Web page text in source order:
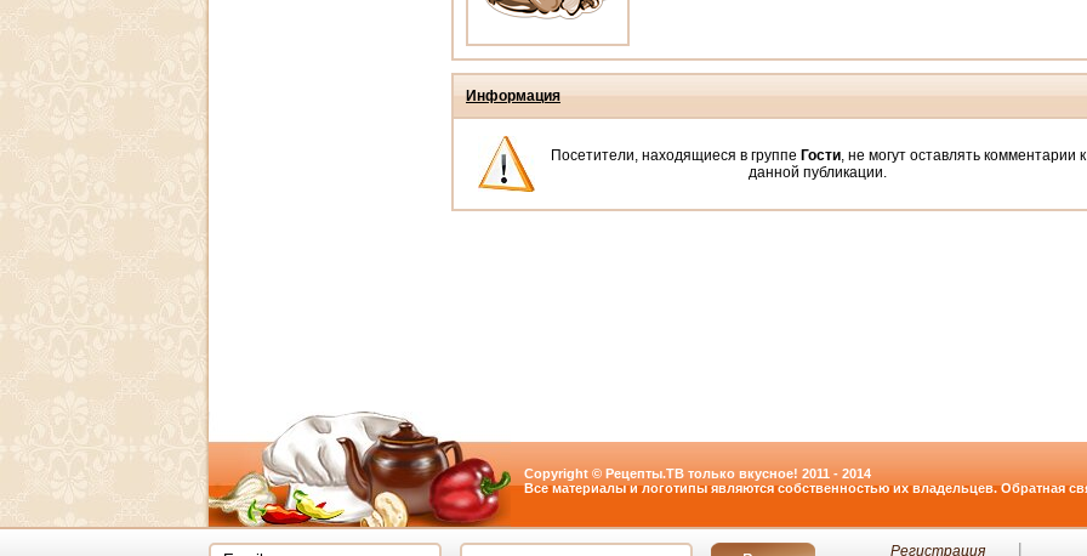
Информация
Посетители, находящиеся в группе Гости, не могут оставлять комментарии к
данной публикации.
Copyright © Рецепты.ТВ только вкусное! 2011 - 2014
Все материалы и логотипы являются собственностью их владельцев. Обратная
Регистрация